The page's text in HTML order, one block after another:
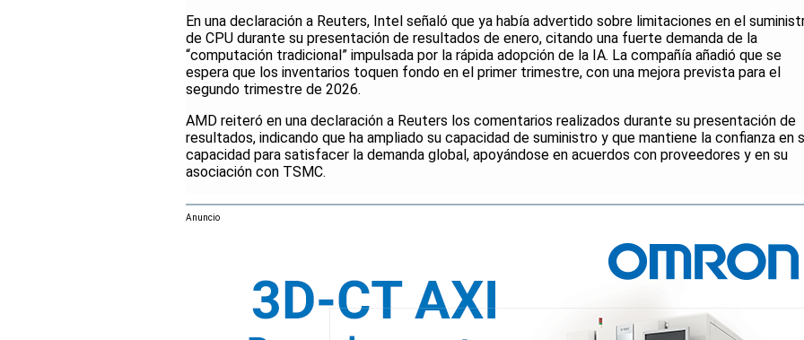
En una declaración a Reuters, Intel señaló que ya había advertido sobre limitaciones en el
de CPU durante su presentación de resultados de enero, citando una fuerte demanda de la
“computación tradicional” impulsada por la rápida adopción de la IA. La compañía añadió que se
espera que los inventarios toquen fondo en el primer trimestre, con una mejora prevista para el
segundo trimestre de 2026.
AMD reiteró en una declaración a Reuters los comentarios realizados durante su presentación de
resultados, indicando que ha ampliado su capacidad de suministro y que mantiene la confianza en
capacidad para satisfacer la demanda global, apoyándose en acuerdos con proveedores y en su
asociación con TSMC.
Anuncio